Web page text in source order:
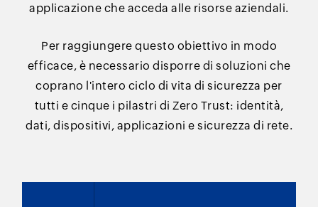
applicazione che acceda alle risorse aziendali.
Per raggiungere questo obiettivo in modo
efficace, è necessario disporre di soluzioni che
coprano l'intero ciclo di vita di sicurezza per
tutti e cinque i pilastri di Zero Trust: identità,
dati, dispositivi, applicazioni e sicurezza di rete.